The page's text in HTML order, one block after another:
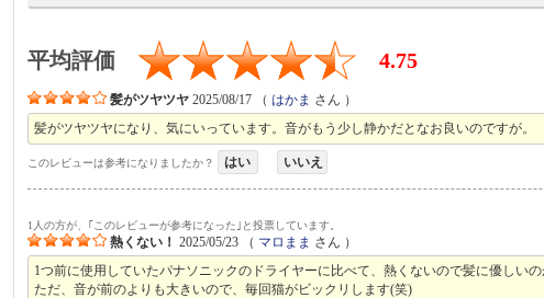
平均評価 4.75
髪がツヤツヤ 2025/08/17 （はかま さん ）
髪がツヤツヤになり、気にいっています。音がもう少し静かだとなお良いのですが。
このレビューは参考になりましたか？ はい いいえ
1人の方が、｢このレビューが参考になった｣と投票しています。
熱くない！ 2025/05/23 （ マロまま さん ）
1つ前に使用していたパナソニックのドライヤーに比べて、熱くないので髪に優しいの
ただ、音が前のよりも大きいので、毎回猫がビックリします(笑)